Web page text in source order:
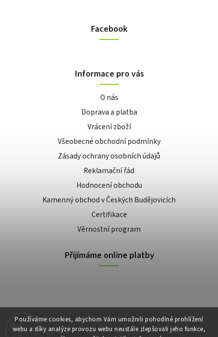
Používáme cookies, abychom Vám umožnili pohodlné prohlížení
webu a díky analýze provozu webu neustále zlepšovali jeho funkce,
Facebook
Informace pro vás
O nás
Doprava a platba
Vrácení zboží
Všeobecné obchodní podmínky
Zásady ochrany osobních údajů
Reklamační řád
Hodnocení obchodu
Kamenný obchod v Českých Budějovicích
Certifikace
Věrnostní program
Přijímáme online platby